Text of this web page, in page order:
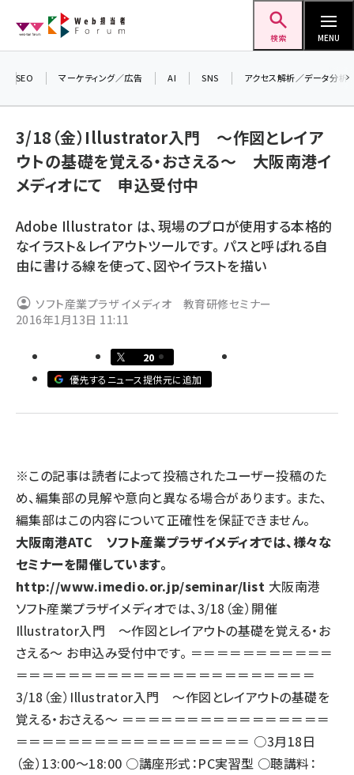
ン
検索 MENU
seo (3516)
youtube (2420)
note (2308)
セミナー (2296)
z世代 (1617)
meo (1274)
llmo (1155)
SEO マーケティング／広告 AI SNS アクセス解析／データ分析
3/18（金）Illustrator入門 〜作図とレイア
ウトの基礎を覚える・おさえる〜 大阪南港イ
メディオにて 申込受付中
Adobe Illustrator は、現場のプロが使用する本格的
なイラスト＆レイアウトツールです。 パスと呼ばれる自
由に書ける線を使って、図やイラストを描い
ソフト産業プラザ イメディオ 教育研修セミナー
2016年1月13日 11:11
20
優先するニュース提供元に追加
※この記事は読者によって投稿されたユーザー投稿のた
め、編集部の見解や意向と異なる場合があります。 また、
編集部はこの内容について正確性を保証できません。
大阪南港ATC ソフト産業プラザイメディオでは、様々な
セミナーを開催しています。
http://www.imedio.or.jp/seminar/list 大阪南港
ソフト産業プラザイメディオでは、3/18（金）開催
Illustrator入門 〜作図とレイアウトの基礎を覚える・お
さえる〜 お申込み受付中です。 ＝＝＝＝＝＝＝＝＝＝＝
＝＝＝＝＝＝＝＝＝＝＝＝＝＝＝＝＝＝＝＝＝＝＝
3/18（金）Illustrator入門 〜作図とレイアウトの基礎を
覚える・おさえる〜 ＝＝＝＝＝＝＝＝＝＝＝＝＝＝＝＝
＝＝＝＝＝＝＝＝＝＝＝＝＝＝＝＝＝＝ ○3月18日
（金）13:00～18:00 ○講座形式：PC実習型 ○聴講料：